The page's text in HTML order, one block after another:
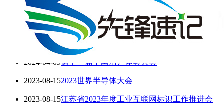
先锋速记> 经典案例
2024-09-01苏港合作联席会议第十二次会议
2024-04-09 ICCD 2024国际心脑血管器械大会
2024-04-09第十一届中国用户体验大会
2023-08-152023世界半导体大会
2023-08-15江苏省2023年度工业互联网标识工作推进会